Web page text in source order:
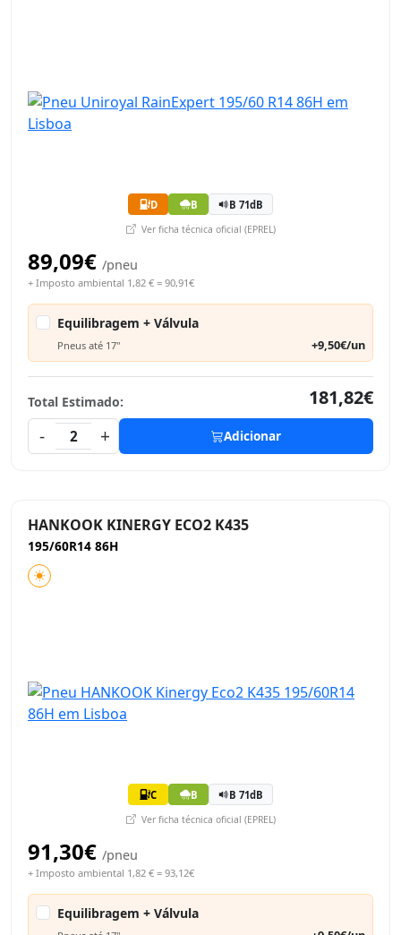
D B B 71dB
Ver ficha técnica oficial (EPREL)
89,09€ /pneu
+ Imposto ambiental 1,82 € = 90,91€
Equilibragem + Válvula
Pneus até 17" +9,50€/un
Total Estimado:
181,82€
-
2 + Adicionar
HANKOOK KINERGY ECO2 K435
195/60R14 86H
C B B 71dB
Ver ficha técnica oficial (EPREL)
91,30€ /pneu
+ Imposto ambiental 1,82 € = 93,12€
Equilibragem + Válvula